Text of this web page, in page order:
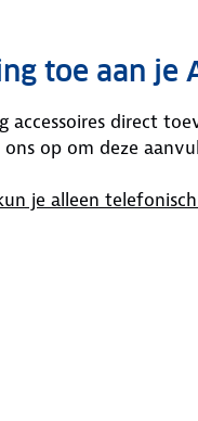
toe aan
direct
op om deze
je alleen
aan je polis.